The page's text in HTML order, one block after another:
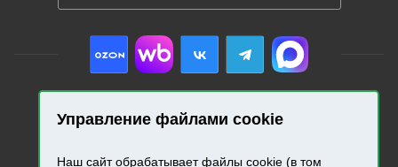
Управление файлами cookie
Наш сайт обрабатывает файлы cookie (в том
2026 © «Промресурс». Все права защищены.